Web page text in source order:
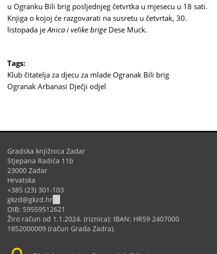
u Ogranku Bili brig posljednjeg četvrtka u mjesecu u 18 sati.
Knjiga o kojoj će razgovarati na susretu u četvrtak, 30.
listopada jeAnica i velike brige Dese Muck.
Tags:
Klub čitatelja za djecu za mlade Ogranak Bili brig
Ogranak Arbanasi Dječji odjel
Gradska knjižnica Zadar
Stjepana Radića 11b
23000 Zadar
Hrvatska
+385 (23) 301-103
gkzd@gkzd.hr
sends
e-
mail)
OIB: 59559512621
Žiro račun od 1.1.2024. (riznica): IBAN: HR59 2407000
1852000009 (račun Grada Zadra).